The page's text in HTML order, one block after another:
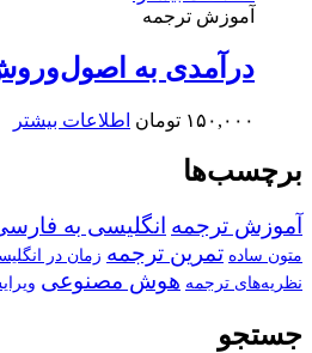
آموزش ترجمه
درآمدی به
۱۵۰,۰۰۰ تومان اطلاعات بیشتر
برچسب‌ها
آموزش ترجمه انگلیسی به
متون ساده تمرین ترجمه زمان در
نظریه‌های ترجمه هوش مصنوعی
جستجو